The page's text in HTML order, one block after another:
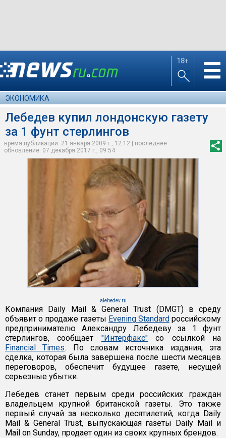
18+ ☰
ЭКОНОМИКА
Лебедев купил лондонскую газету
за 1 фунт стерлингов
время публикации: 21 января 2009 г., 12:12 | последнее
обновление: 07 декабря 2017 г., 09:54
alebedev.ru
Компания Daily Mail & General Trust (DMGT) в среду
объявит о продаже газеты Evening Standard российскому
предпринимателю Александру Лебедеву за 1 фунт
стерлингов, сообщает "Интерфакс"со ссылкой на
Financial Times. По словам источника издания, эта
сделка, которая была завершена после шести месяцев
переговоров, обеспечит будущее газете, несущей
серьезные убытки.
Лебедев станет первым среди российских граждан
владельцем крупной британской газеты. Это также
первый случай за несколько десятилетий, когда Daily
Mail & General Trust, выпускающая газеты Daily Mail и
Mail on Sunday, продает один из своих крупных брендов.